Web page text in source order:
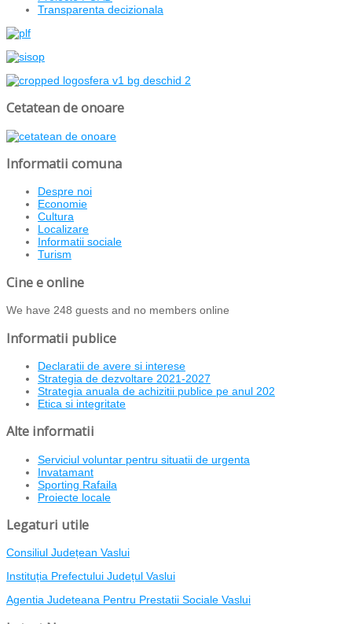
Transparenta decizionala
Cetatean de onoare
Informatii comuna
Despre noi
Economie
Cultura
Localizare
Informatii sociale
Turism
Cine e online
We have 248 guests and no members online
Informatii publice
Declaratii de avere si interese
Strategia de dezvoltare 2021-2027
Strategia anuala de achizitii publice pe anul 202
Etica si integritate
Alte informatii
Serviciul voluntar pentru situatii de urgenta
Invatamant
Sporting Rafaila
Proiecte locale
Legaturi utile
Consiliul Județean Vaslui
Instituția Prefectului Județul Vaslui
Agentia Judeteana Pentru Prestatii Sociale Vaslui